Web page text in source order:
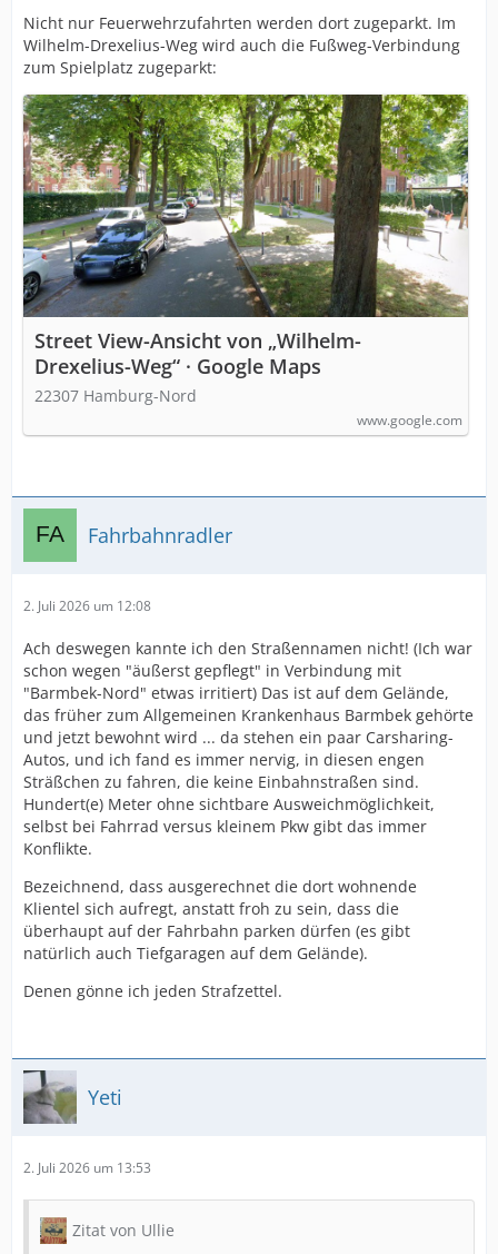
Nicht nur Feuerwehrzufahrten werden dort zugeparkt. Im
Wilhelm-Drexelius-Weg wird auch die Fußweg-Verbindung
zum Spielplatz zugeparkt:
Street View-Ansicht von „Wilhelm-
Drexelius-Weg“ · Google Maps
22307 Hamburg-Nord
www.google.com
Fahrbahnradler
2. Juli 2026 um 12:08
Ach deswegen kannte ich den Straßennamen nicht! (Ich war
schon wegen "äußerst gepflegt" in Verbindung mit
"Barmbek-Nord" etwas irritiert) Das ist auf dem Gelände,
das früher zum Allgemeinen Krankenhaus Barmbek gehörte
und jetzt bewohnt wird ... da stehen ein paar Carsharing-
Autos, und ich fand es immer nervig, in diesen engen
Sträßchen zu fahren, die keine Einbahnstraßen sind.
Hundert(e) Meter ohne sichtbare Ausweichmöglichkeit,
selbst bei Fahrrad versus kleinem Pkw gibt das immer
Konflikte.
Bezeichnend, dass ausgerechnet die dort wohnende
Klientel sich aufregt, anstatt froh zu sein, dass die
überhaupt auf der Fahrbahn parken dürfen (es gibt
natürlich auch Tiefgaragen auf dem Gelände).
Denen gönne ich jeden Strafzettel.
Yeti
2. Juli 2026 um 13:53
Zitat von Ullie